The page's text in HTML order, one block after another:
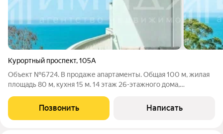
Курортный проспект,105А
Объект №6724. В продаже апартаменты. Общая 100 м, жилая
площадь 80 м, кухня 15 м. 14 этаж 26-этажного дома,
центральное отопление, есть лоджия, пассажирский лифт,
несколько санузлов. Подробнее по
Позвонить Написать